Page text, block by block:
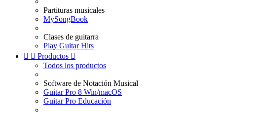
Partituras musicales
MySongBook
Clases de guitarra
Play Guitar Hits
  Productos 
Todos los productos
Software de Notación Musical
Guitar Pro 8 Win/macOS
Guitar Pro Educación